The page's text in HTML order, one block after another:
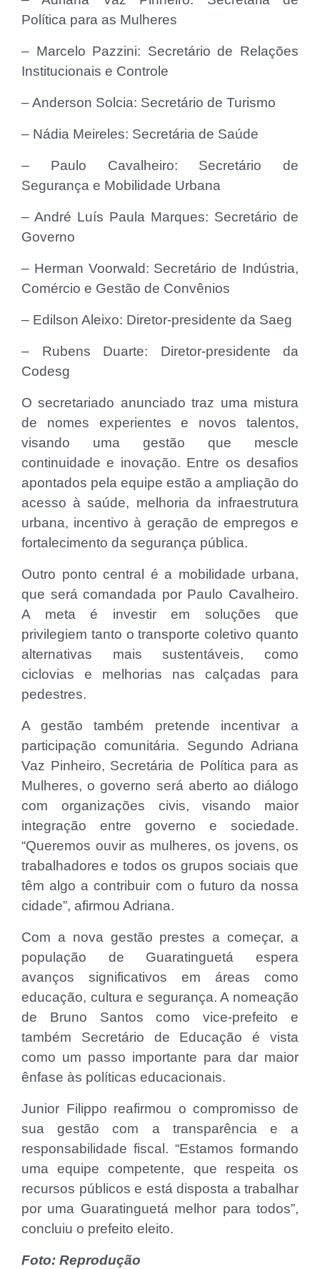
Política para as Mulheres
– Marcelo Pazzini: Secretário de Relações
Institucionais e Controle
– Anderson Solcia: Secretário de Turismo
– Nádia Meireles: Secretária de Saúde
– Paulo Cavalheiro: Secretário de
Segurança e Mobilidade Urbana
– André Luís Paula Marques: Secretário de
Governo
– Herman Voorwald: Secretário de Indústria,
Comércio e Gestão de Convênios
– Edilson Aleixo: Diretor-presidente da Saeg
– Rubens Duarte: Diretor-presidente da
Codesg
O secretariado anunciado traz uma mistura
de nomes experientes e novos talentos,
visando uma gestão que mescle
continuidade e inovação. Entre os desafios
apontados pela equipe estão a ampliação do
acesso à saúde, melhoria da infraestrutura
urbana, incentivo à geração de empregos e
fortalecimento da segurança pública.
Outro ponto central é a mobilidade urbana,
que será comandada por Paulo Cavalheiro.
A meta é investir em soluções que
privilegiem tanto o transporte coletivo quanto
alternativas mais sustentáveis, como
ciclovias e melhorias nas calçadas para
pedestres.
A gestão também pretende incentivar a
participação comunitária. Segundo Adriana
Vaz Pinheiro, Secretária de Política para as
Mulheres, o governo será aberto ao diálogo
com organizações civis, visando maior
integração entre governo e sociedade.
“Queremos ouvir as mulheres, os jovens, os
trabalhadores e todos os grupos sociais que
têm algo a contribuir com o futuro da nossa
cidade”, afirmou Adriana.
Com a nova gestão prestes a começar, a
população de Guaratinguetá espera
avanços significativos em áreas como
educação, cultura e segurança. A nomeação
de Bruno Santos como vice-prefeito e
também Secretário de Educação é vista
como um passo importante para dar maior
ênfase às políticas educacionais.
Junior Filippo reafirmou o compromisso de
sua gestão com a transparência e a
responsabilidade fiscal. “Estamos formando
uma equipe competente, que respeita os
recursos públicos e está disposta a trabalhar
por uma Guaratinguetá melhor para todos”,
concluiu o prefeito eleito.
Foto: Reprodução